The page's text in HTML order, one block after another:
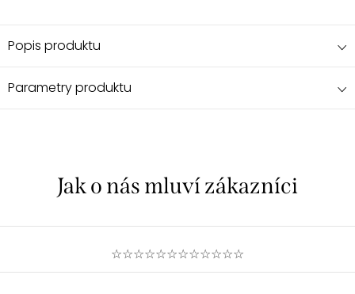
Popis produktu
Parametry produktu
☆☆☆☆☆☆☆☆☆☆☆☆